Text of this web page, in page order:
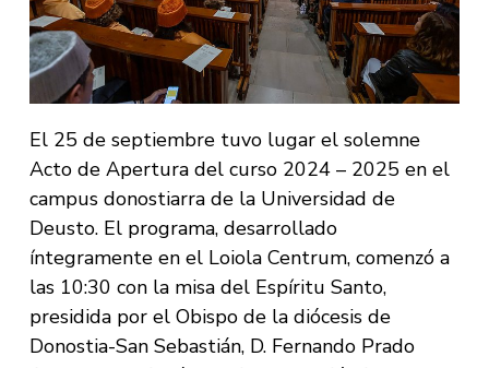
El 25 de septiembre tuvo lugar el solemne
Acto de Apertura del curso 2024 – 2025 en el
campus donostiarra de la Universidad de
Deusto. El programa, desarrollado
íntegramente en el Loiola Centrum, comenzó a
las 10:30 con la misa del Espíritu Santo,
presidida por el Obispo de la diócesis de
Donostia-San Sebastián, D. Fernando Prado